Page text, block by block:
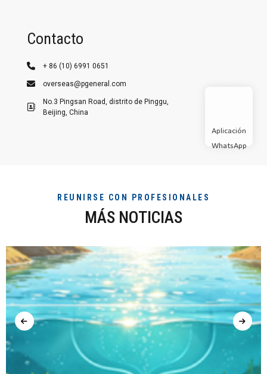
Contacto
+ 86 (10) 6991 0651
overseas@pgeneral.com
No.3 Pingsan Road, distrito de Pinggu,
Beijing, China
REUNIRSE CON PROFESIONALES
MÁS NOTICIAS
Aplicación
WhatsApp